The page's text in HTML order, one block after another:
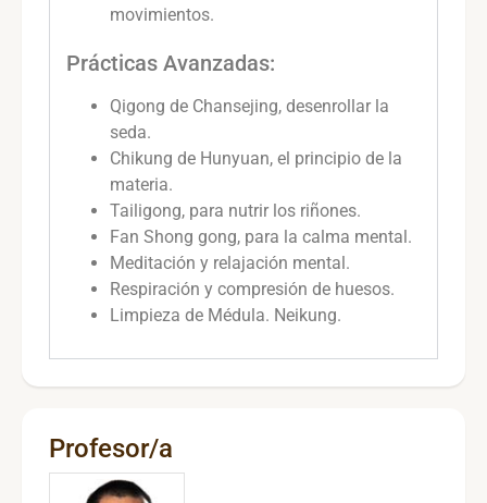
movimientos.
Prácticas Avanzadas:
Qigong de Chansejing, desenrollar la
seda.
Chikung de Hunyuan, el principio de la
materia.
Tailigong, para nutrir los riñones.
Fan Shong gong, para la calma mental.
Meditación y relajación mental.
Respiración y compresión de huesos.
Limpieza de Médula. Neikung.
Profesor/a